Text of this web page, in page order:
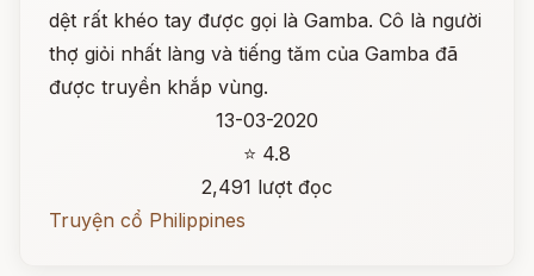
dệt rất khéo tay được gọi là Gamba. Cô là người
thợ giỏi nhất làng và tiếng tăm của Gamba đã
được truyền khắp vùng.
13-03-2020
⭐ 4.8
2,491 lượt đọc
Truyện cổ Philippines